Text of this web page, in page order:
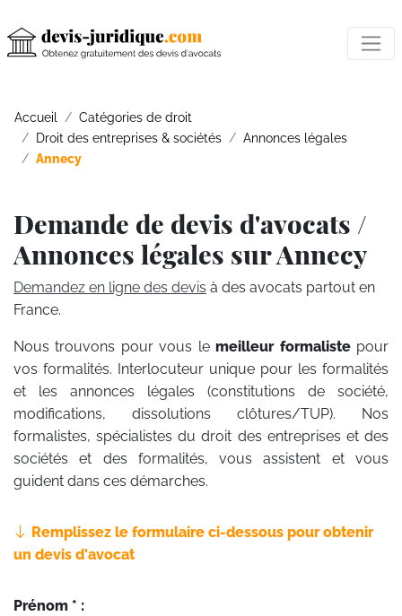
Accueil
Catégories de droit
Droit des entreprises & sociétés
Annonces légales
Annecy
Demande de devis d'avocats /
Annonces légales sur Annecy
Demandez en ligne des devis à des avocats partout en
France.
Nous trouvons pour vous lemeilleur formaliste pour
vos formalités. Interlocuteur unique pour les formalités
et les annonces légales (constitutions de société,
modifications, dissolutions clôtures/TUP). Nos
formalistes, spécialistes du droit des entreprises et des
sociétés et des formalités, vous assistent et vous
guident dans ces démarches.
Remplissez le formulaire ci-dessous pour obtenir
un devis d'avocat
Prénom * :